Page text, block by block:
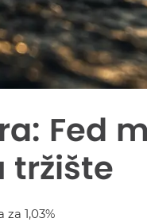
Fed
tržište
1,03%